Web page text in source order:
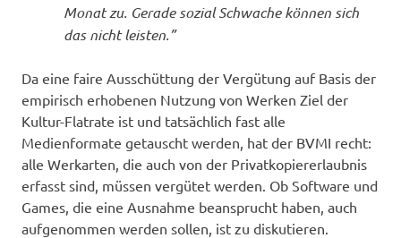
Monat zu. Gerade sozial Schwache können sich
das nicht leisten.”
Da eine faire Ausschüttung der Vergütung auf Basis der
empirisch erhobenen Nutzung von Werken Ziel der
Kultur-Flatrate ist und tatsächlich fast alle
Medienformate getauscht werden, hat der BVMI recht:
alle Werkarten, die auch von der Privatkopiererlaubnis
erfasst sind, müssen vergütet werden. Ob Software und
Games, die eine Ausnahme beansprucht haben, auch
aufgenommen werden sollen, ist zu diskutieren.